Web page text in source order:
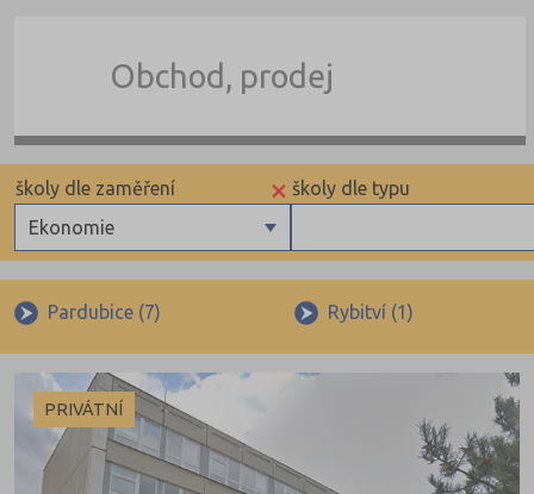
Obchod, prodej
školy dle typu
Krajské
×
Ekonomie
školy dle zaměření
4 letá gymnázia
6 letá gymnázia
8 letá gymnázia
Se sportovní přípravou
Lycea
Pardubice (7) Rybitví (1)
PRIVÁTNÍ